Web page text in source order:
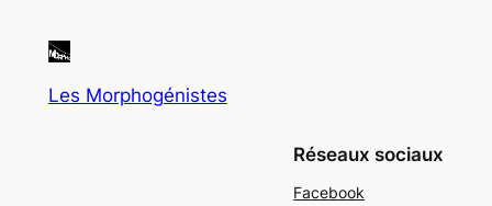
Les Morphogénistes
Réseaux sociaux
Facebook